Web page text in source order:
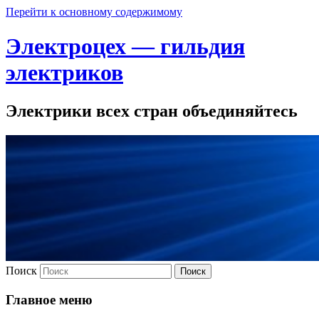
Перейти к основному содержимому
Электроцех — гильдия
электриков
Электрики всех стран объединяйтесь
Поиск
Главное меню